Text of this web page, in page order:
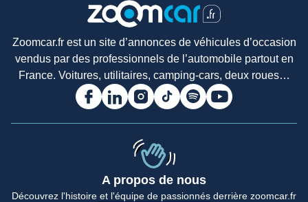
Zoomcar.fr est un site d’annonces de véhicules d’occasion
vendus par des professionnels de l’automobile partout en
France. Voitures, utilitaires, camping-cars, deux roues…
A propos de nous
Découvrez l'histoire et l'équipe de passionnés derrière zoomcar.fr